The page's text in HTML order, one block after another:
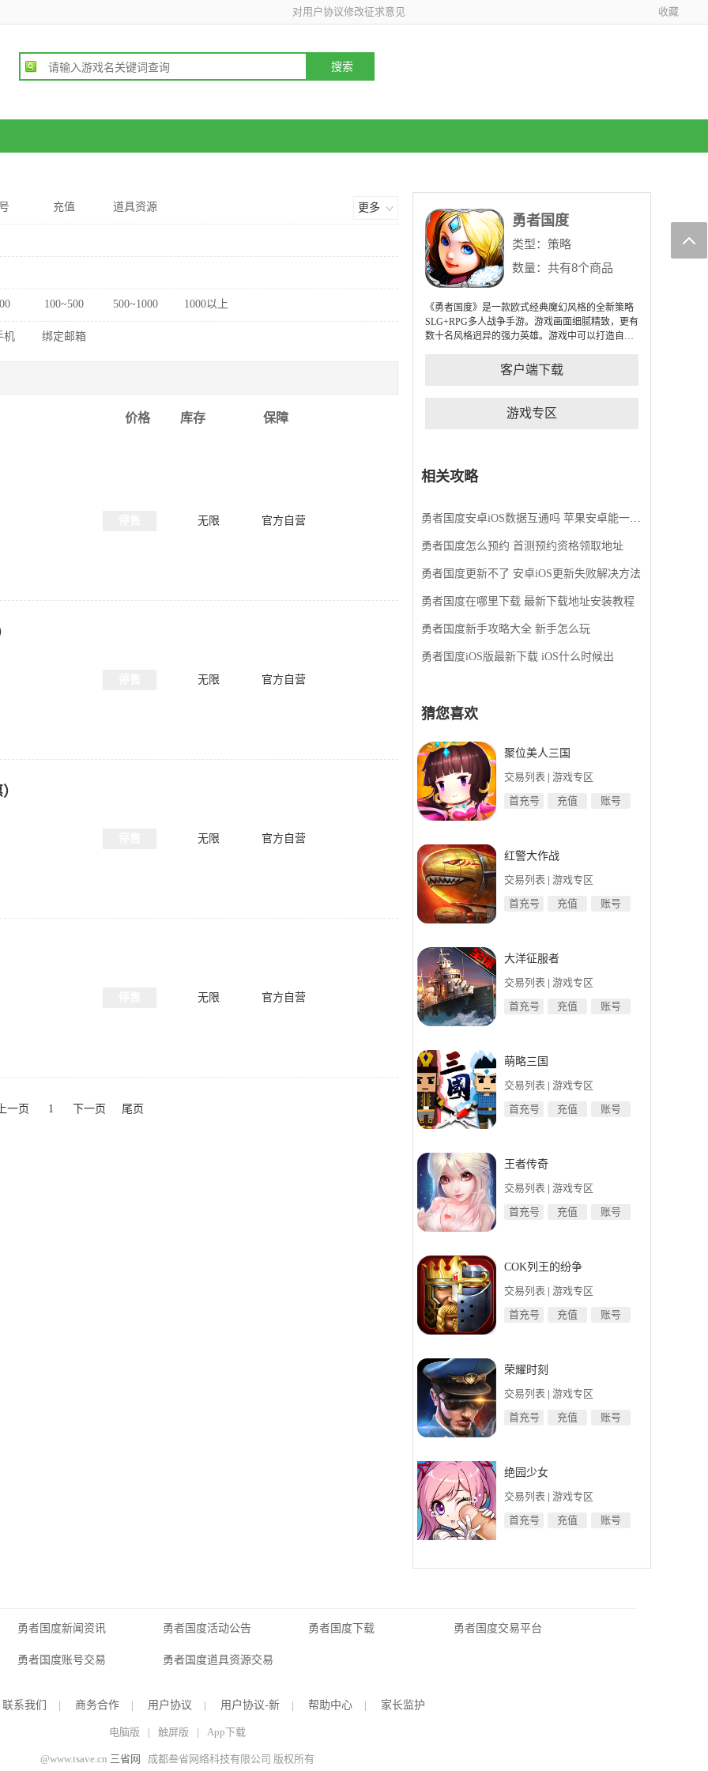
收藏
对用户协议修改征求意见
充值 道具资源 更多
100~500 500~1000 1000以上
机 绑定邮箱
价格 库存 保障
无限 官方自营
无限 官方自营
无限 官方自营
无限 官方自营
一页 1 下一页 尾页
勇者国度
类型： 策略
数量：共有8个商品
《勇者国度》是一款欧式经典魔幻风格的全新策略
SLG+RPG多人战争手游。游戏画面细腻精致，更有
数十名风格迥异的强力英雄。游戏中可以打造自己
界各地的领主结成强大联盟。和平时代组队寻宝挖
矿提升实力，战火纷飞时齐心协力对抗外侵!更有联
与热血的战争，与全球的战争游戏爱好者一同竞
客户端下载
游戏专区
相关攻略
勇者国度安卓iOS数据互通吗 苹果安卓能一起玩吗
勇者国度怎么预约 首测预约资格领取地址
勇者国度更新不了 安卓iOS更新失败解决方法
勇者国度在哪里下载 最新下载地址安装教程
勇者国度新手攻略大全 新手怎么玩
勇者国度iOS版最新下载 iOS什么时候出
猜您喜欢
聚位美人三国
交易列表 | 游戏专区
首充号
充值 账号
红警大作战
交易列表 | 游戏专区
首充号
充值 账号
大洋征服者
交易列表 | 游戏专区
首充号
充值 账号
萌略三国
交易列表 | 游戏专区
首充号
充值 账号
王者传奇
交易列表 | 游戏专区
首充号
充值 账号
COK列王的纷争
交易列表 | 游戏专区
首充号
充值 账号
荣耀时刻
交易列表 | 游戏专区
首充号
充值 账号
绝园少女
交易列表 | 游戏专区
首充号
充值 账号
勇者国度新闻资讯 勇者国度活动公告 勇者国度下载 勇者国度交易平台
勇者国度账号交易 勇者国度道具资源交易
联系我们 | 商务合作 | 用户协议 | 用户协议-新 | 帮助中心 | 家长监护
电脑版 | 触屏版 | App下载
@www.tsave.cn 三省网 成都叁省网络科技有限公司 版权所有